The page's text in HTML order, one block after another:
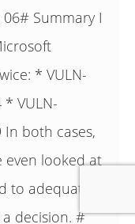
Summary I
* VULN-
* VULN-
In both cases,
looked at
to adequately
decision. #